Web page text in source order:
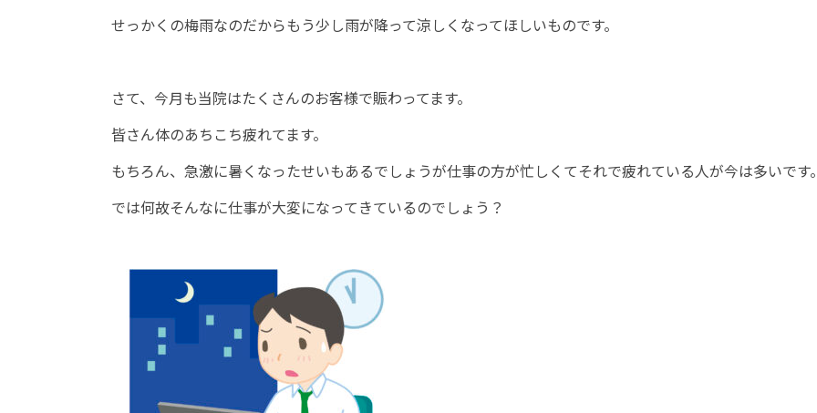
せっかくの梅雨なのだからもう少し雨が降って涼しくなってほしいものです。
さて、今月も当院はたくさんのお客様で賑わってます。
皆さん体のあちこち疲れてます。
もちろん、急激に暑くなったせいもあるでしょうが仕事の方が忙しくてそれで疲れている人が今は多いです。
では何故そんなに仕事が大変になってきているのでしょう？